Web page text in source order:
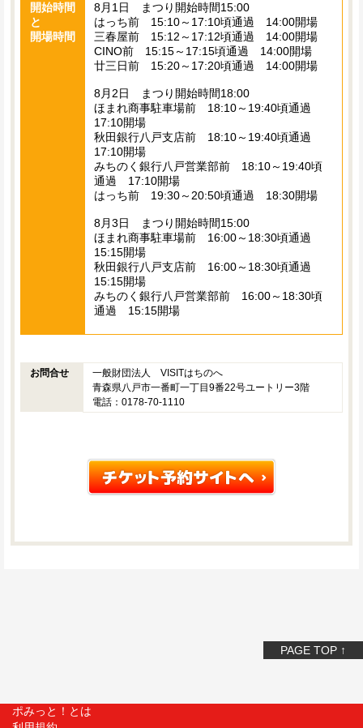
開始時間
と
開場時間
8月1日 まつり開始時間15:00
はっち前 15:10～17:10頃通過 14:00開場
三春屋前 15:12～17:12頃通過 14:00開場
CINO前 15:15～17:15頃通過 14:00開場
廿三日前 15:20～17:20頃通過 14:00開場
8月2日 まつり開始時間18:00
ほまれ商事駐車場前 18:10～19:40頃通過
17:10開場
秋田銀行八戸支店前 18:10～19:40頃通過
17:10開場
みちのく銀行八戸営業部前 18:10～19:40頃
通過 17:10開場
はっち前 19:30～20:50頃通過 18:30開場
8月3日 まつり開始時間15:00
ほまれ商事駐車場前 16:00～18:30頃通過
15:15開場
秋田銀行八戸支店前 16:00～18:30頃通過
15:15開場
みちのく銀行八戸営業部前 16:00～18:30頃
通過 15:15開場
お問合せ
一般財団法人 VISITはちのへ
青森県八戸市一番町一丁目9番22号ユートリー3階
電話：0178-70-1110
PAGE TOP ↑
ポみっと！とは